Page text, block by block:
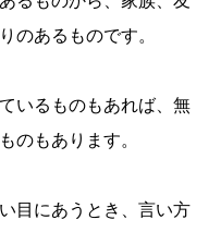
のあるものです。
いるものもあれば、無
のもあります。
目にあうとき、言い方